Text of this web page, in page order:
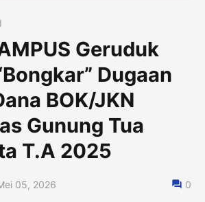
Geruduk
Dugaan
BOK/JKN
Gunung Tua
T.A 2025
05, 2026 0